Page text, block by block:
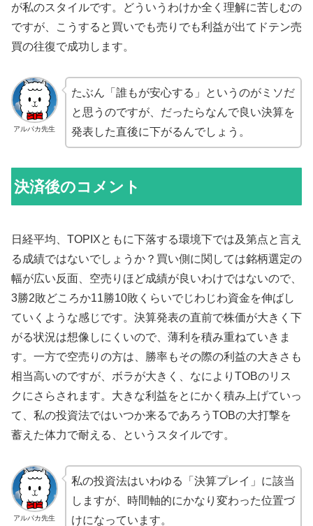
が私のスタイルです。どういうわけか全く理解に苦しむの
ですが、こうすると買いでも売りでも利益が出てドテン売
買の往復で成功します。
アルパカ先生
たぶん「誰もが安心する」というのがミソだ
と思うのですが、だったらなんで良い決算を
発表した直後に下がるんでしょう。
決済後のコメント
日経平均、TOPIXともに下落する環境下では及第点と言え
る成績ではないでしょうか？買い側に関しては銘柄選定の
幅が広い反面、空売りほど成績が良いわけではないので、
3勝2敗どころか11勝10敗くらいでじわじわ資金を伸ばし
ていくような感じです。決算発表の直前で株価が大きく下
がる状況は想像しにくいので、薄利を積み重ねていきま
す。一方で空売りの方は、勝率もその際の利益の大きさも
相当高いのですが、ボラが大きく、なによりTOBのリス
クにさらされます。大きな利益をとにかく積み上げていっ
て、私の投資法ではいつか来るであろうTOBの大打撃を
蓄えた体力で耐える、というスタイルです。
アルパカ先生
私の投資法はいわゆる「決算プレイ」に該当
しますが、時間軸的にかなり変わった位置づ
けになっています。